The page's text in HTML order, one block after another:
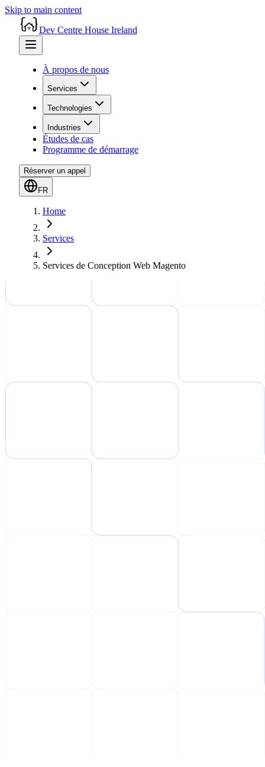
Skip to main content
Dev Centre House Ireland
À propos de nous
Services
Technologies
Industries
Études de cas
Programme de démarrage
Réserver un appel
FR
Home
Services
Services de Conception Web Magento